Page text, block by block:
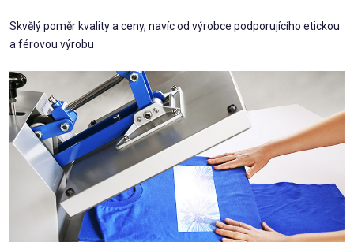
Skvělý poměr kvality a ceny, navíc od výrobce podporujícího etickou
a férovou výrobu